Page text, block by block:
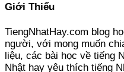
Giới Thiểu
TiengNhatHay.com blog
người, với mong muốn
liệu, các bài học về tiếng
Nhật hay yêu thích tiếng